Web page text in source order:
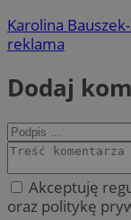
Karolina
reklama
Dodaj
Akceptuję
oraz politykę